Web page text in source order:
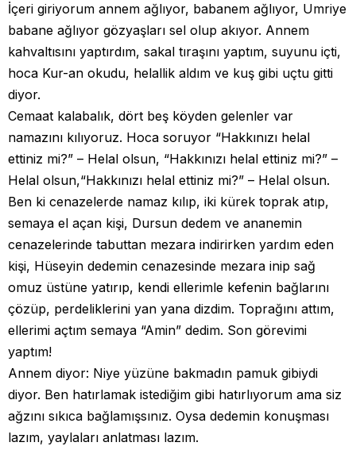
İçeri giriyorum annem ağlıyor, babanem ağlıyor, Umriye
babane ağlıyor gözyaşları sel olup akıyor. Annem
kahvaltısını yaptırdım, sakal tıraşını yaptım, suyunu içti,
hoca Kur-an okudu, helallik aldım ve kuş gibi uçtu gitti
diyor.
Cemaat kalabalık, dört beş köyden gelenler var
namazını kılıyoruz. Hoca soruyor “Hakkınızı helal
ettiniz mi?” – Helal olsun, “Hakkınızı helal ettiniz mi?” –
Helal olsun,“Hakkınızı helal ettiniz mi?” – Helal olsun.
Ben ki cenazelerde namaz kılıp, iki kürek toprak atıp,
semaya el açan kişi, Dursun dedem ve ananemin
cenazelerinde tabuttan mezara indirirken yardım eden
kişi, Hüseyin dedemin cenazesinde mezara inip sağ
omuz üstüne yatırıp, kendi ellerimle kefenin bağlarını
çözüp, perdeliklerini yan yana dizdim. Toprağını attım,
ellerimi açtım semaya “Amin” dedim. Son görevimi
yaptım!
Annem diyor: Niye yüzüne bakmadın pamuk gibiydi
diyor. Ben hatırlamak istediğim gibi hatırlıyorum ama siz
ağzını sıkıca bağlamışsınız. Oysa dedemin konuşması
lazım, yaylaları anlatması lazım.